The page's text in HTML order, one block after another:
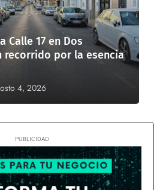
Calle 17 en Dos
recorrido por la esencia
4, 2026